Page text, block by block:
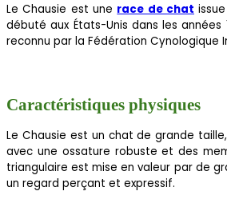
Le Chausie est une race de chat
débuté aux États-Unis dans les
reconnu par la Fédération Cynologique
Caractéristiques physiques
Le Chausie est un chat de grande
avec une ossature robuste et des
triangulaire est mise en valeur par de
un regard perçant et expressif.